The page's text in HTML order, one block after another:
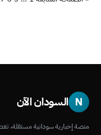
N السودان الآن
منصة إخبارية سودانية مستقلة،